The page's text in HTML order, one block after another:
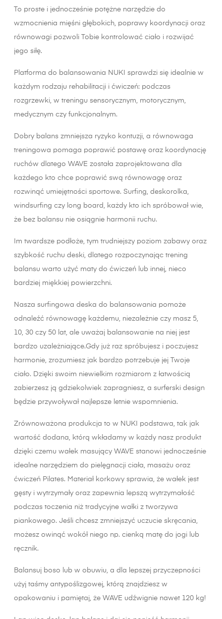
To proste i jednocześnie potężne narzędzie do
wzmocnienia mięśni głębokich, poprawy koordynacji oraz
równowagi pozwoli Tobie kontrolować ciało i rozwijać
jego siłę.
Platforma do balansowania NUKI sprawdzi się idealnie w
każdym rodzaju rehabilitacji i ćwiczeń: podczas
rozgrzewki, w treningu sensorycznym, motorycznym,
medycznym czy funkcjonalnym.
Dobry balans zmniejsza ryzyko kontuzji, a równowaga
treningowa pomaga poprawić postawę oraz koordynację
ruchów dlatego WAVE została zaprojektowana dla
każdego kto chce poprawić swą równowagę oraz
rozwinąć umiejętności sportowe. Surfing, deskorolka,
windsurfing czy long board, każdy kto ich spróbował wie,
że bez balansu nie osiągnie harmonii ruchu.
Im twardsze podłoże, tym trudniejszy poziom zabawy oraz
szybkość ruchu deski, dlatego rozpoczynając trening
balansu warto użyć maty do ćwiczeń lub innej, nieco
bardziej miękkiej powierzchni.
Nasza surfingowa deska do balansowania pomoże
odnaleźć równowagę każdemu, niezależnie czy masz 5,
10, 30 czy 50 lat, ale uważaj balansowanie na niej jest
bardzo uzależniające.Gdy już raz spróbujesz i poczujesz
harmonie, zrozumiesz jak bardzo potrzebuje jej Twoje
ciało. Dzięki swoim niewielkim rozmiarom z łatwością
zabierzesz ją gdziekolwiek zapragniesz, a surferski design
będzie przywoływał najlepsze letnie wspomnienia.
Zrównoważona produkcja to w NUKI podstawa, tak jak
wartość dodana, którą wkładamy w każdy nasz produkt
dzięki czemu wałek masujący WAVE stanowi jednocześnie
idealne narzędziem do pielęgnacji ciała, masażu oraz
ćwiczeń Pilates. Materiał korkowy sprawia, że ​​wałek jest
gęsty i wytrzymały oraz zapewnia lepszą wytrzymałość
podczas toczenia niż tradycyjne wałki z tworzywa
piankowego. Jeśli chcesz zmniejszyć uczucie skręcania,
możesz owinąć wokół niego np. cienką matę do jogi lub
ręcznik.
Balansuj boso lub w obuwiu, a dla lepszej przyczepności
użyj taśmy antypoślizgowej, którą znajdziesz w
opakowaniu i pamiętaj, że WAVE udźwignie nawet 120 kg!